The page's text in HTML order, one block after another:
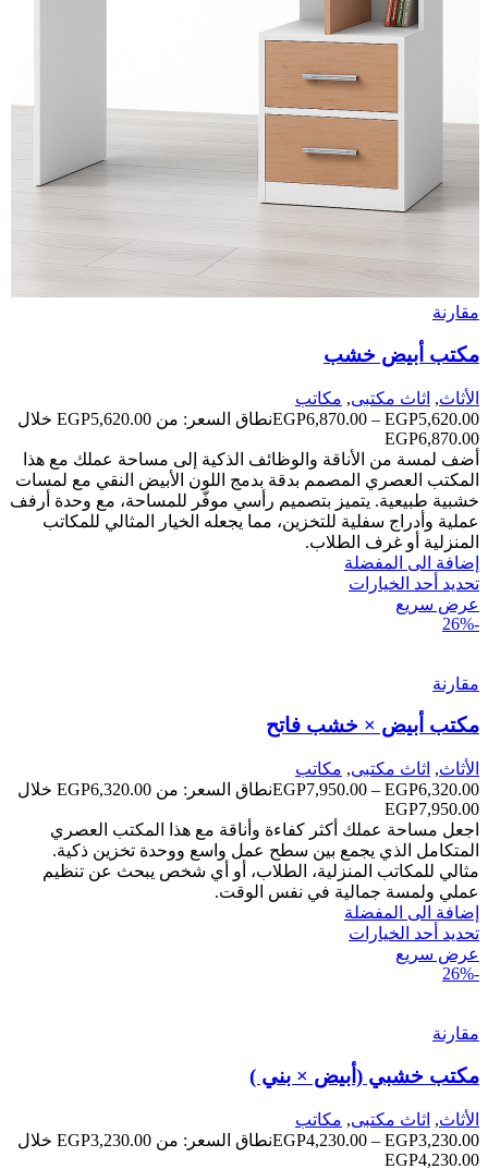
مقارنة
مكتب أبيض خشب
الأثاث, اثاث مكتبى, مكاتب
EGP5,620.00
–
EGP6,870.00
نطاق السعر: من ⁦EGP5,620.00⁩ خلال
أضف لمسة من الأناقة والوظائف الذكية إلى مساحة عملك مع هذا
المكتب العصري المصمم بدقة بدمج اللون الأبيض النقي مع لمسات
خشبية طبيعية. يتميز بتصميم رأسي موفّر للمساحة، مع وحدة أرفف
عملية وأدراج سفلية للتخزين، مما يجعله الخيار المثالي للمكاتب
المنزلية أو غرف الطلاب.
إضافة الى المفضلة
تحديد أحد الخيارات
عرض سريع
-26%
مقارنة
مكتب أبيض × خشب فاتح
الأثاث, اثاث مكتبى, مكاتب
EGP6,320.00
–
EGP7,950.00
نطاق السعر: من ⁦EGP6,320.00⁩ خلال
اجعل مساحة عملك أكثر كفاءة وأناقة مع هذا المكتب العصري
المتكامل الذي يجمع بين سطح عمل واسع ووحدة تخزين ذكية.
مثالي للمكاتب المنزلية، الطلاب، أو أي شخص يبحث عن تنظيم
عملي ولمسة جمالية في نفس الوقت.
إضافة الى المفضلة
تحديد أحد الخيارات
عرض سريع
-26%
مقارنة
مكتب خشبي (أبيض × بني )
الأثاث, اثاث مكتبى, مكاتب
EGP3,230.00
–
EGP4,230.00
نطاق السعر: من ⁦EGP3,230.00⁩ خلال